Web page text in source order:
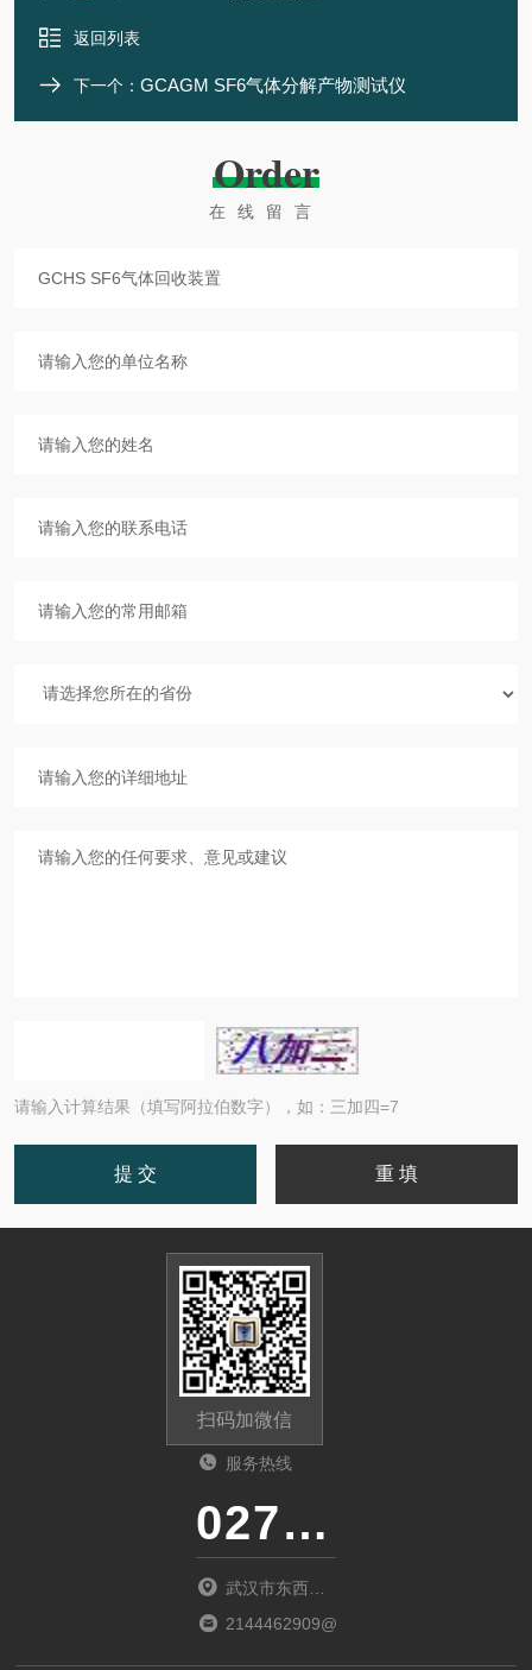
返回列表
下一个： GCAGM SF6气体分解产物测试仪
Order
在线留言
请输入计算结果（填写阿拉伯数字），如：三加四=7
扫码加微信
服务热线
027-86536268
武汉市东西湖
区环湖中路源
2144462909@qq.com